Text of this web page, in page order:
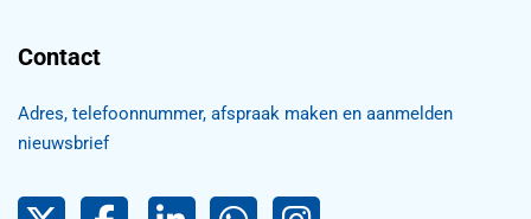
Contact
Adres, telefoonnummer, afspraak maken en aanmelden
nieuwsbrief
Pijnacker-Nootdorp op Twitter
FacebookLinkedIn Pijnacker-Nootdorp,
Pijnacker-Nootdorp WhatsApp